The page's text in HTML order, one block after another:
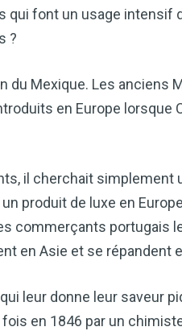
qui font un usage intensif
?
du Mexique. Les anciens
en Europe lorsque
il cherchait simplement
produit de luxe en
commerçants portugais
en Asie et se répandent
leur donne leur saveur
en 1846 par un